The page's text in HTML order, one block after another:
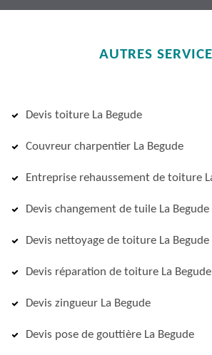
AUTRES
Devis toiture La Begude
Couvreur charpentier La Begude
Entreprise rehaussement de toiture
Devis changement de tuile La Begude
Devis nettoyage de toiture La Begude
Devis réparation de toiture La Begude
Devis zingueur La Begude
Devis pose de gouttière La Begude